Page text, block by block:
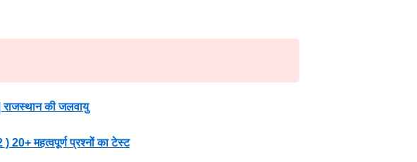
की जलवायु
महत्वपूर्ण प्रश्नों का टेस्ट